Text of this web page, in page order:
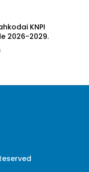
KNPI
2026-2029.